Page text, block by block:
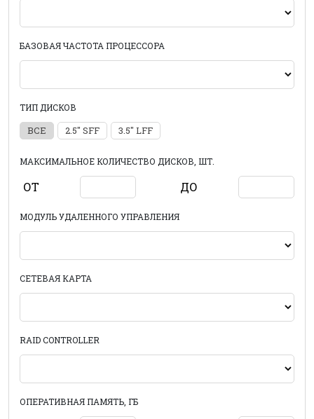
БАЗОВАЯ ЧАСТОТА ПРОЦЕССОРА
ТИП ДИСКОВ
ВСЕ 2.5" SFF 3.5" LFF
МАКСИМАЛЬНОЕ КОЛИЧЕСТВО ДИСКОВ, ШТ.
ОТ ДО
МОДУЛЬ УДАЛЕННОГО УПРАВЛЕНИЯ
СЕТЕВАЯ КАРТА
RAID CONTROLLER
ОПЕРАТИВНАЯ ПАМЯТЬ, ГБ